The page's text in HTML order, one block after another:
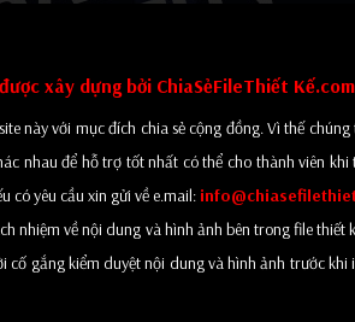
xây dựng bởi ChiaSẻFileThiết Kế.com
này với mục đích chia sẻ cộng đồng. Vì thế
nhau để hỗ trợ tốt nhất có thể cho thành viên
có yêu cầu xin gửi về e.mail:
nhiệm về nội dung và hình ảnh bên trong file thiết
cố gắng kiểm duyệt nội dung và hình ảnh trước